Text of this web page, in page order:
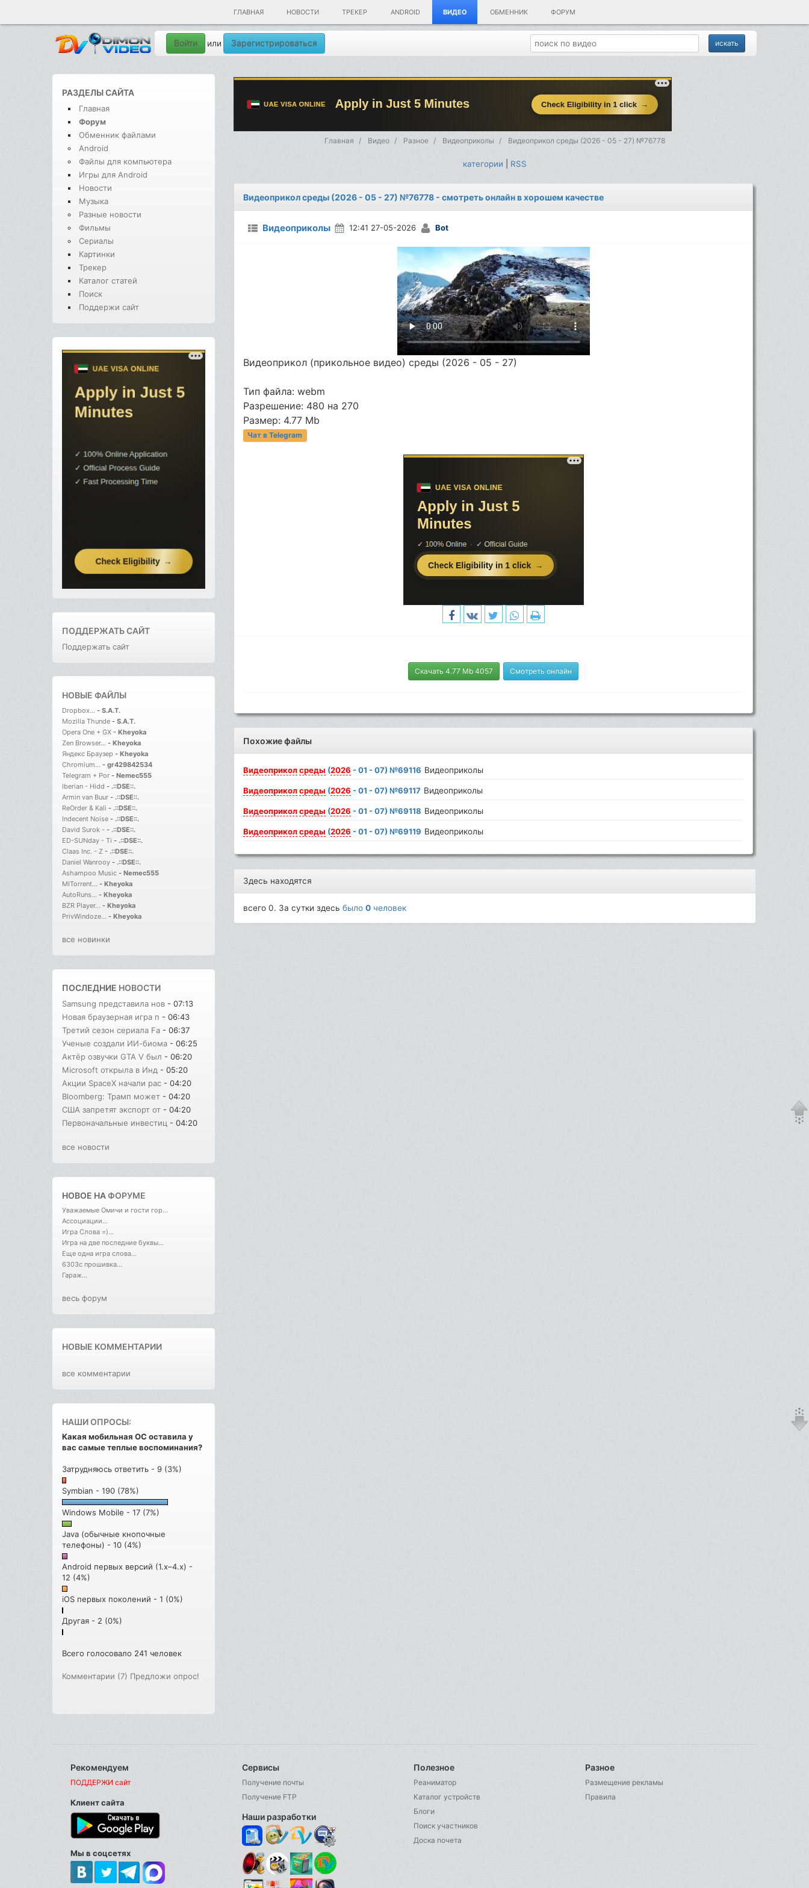
ГЛАВНАЯ НОВОСТИ ТРЕКЕР ANDROID ВИДЕО ОБМЕННИК ФОРУМ
Войти или Зарегистрироваться
РАЗДЕЛЫ САЙТА
Главная
Форум
Обменник файлами
Android
Файлы для компьютера
Игры для Android
Новости
Музыка
Разные новости
Фильмы
Сериалы
Картинки
Трекер
Каталог статей
Поиск
Поддержи сайт
ПОДДЕРЖАТЬ САЙТ
Поддержать сайт
НОВЫЕ ФАЙЛЫ
Dropbox... - S.A.T.
Mozilla Thunde - S.A.T.
Opera One + GX - Kheyoka
Zen Browser... - Kheyoka
Яндекс Браузер - Kheyoka
Chromium... - gr429842534
Telegram + Por - Nemec555
Iberian - Hidd - .::DSE::.
Armin van Buur - .::DSE::.
ReOrder & Kali - .::DSE::.
Indecent Noise - .::DSE::.
David Surok - - .::DSE::.
ED-SUNday - Ti - .::DSE::.
Claas Inc. - Z - .::DSE::.
Daniel Wanrooy - .::DSE::.
Ashampoo Music - Nemec555
MITorrent... - Kheyoka
AutoRuns... - Kheyoka
BZR Player... - Kheyoka
PrivWindoze... - Kheyoka
все новинки
ПОСЛЕДНИЕ НОВОСТИ
Samsung представила нов - 07:13
Новая браузерная игра п - 06:43
Третий сезон сериала Fa - 06:37
Ученые создали ИИ-биома - 06:25
Актёр озвучки GTA V был - 06:20
Microsoft открыла в Инд - 05:20
Акции SpaceX начали рас - 04:20
Bloomberg: Трамп может - 04:20
США запретят экспорт от - 04:20
Первоначальные инвестиц - 04:20
все новости
НОВОЕ НАФОРУМЕ
Уважаемые Омичи и гости гор...
Ассоциации...
Игра Слова =)...
Игра на две последние буквы...
Еще одна игра слова...
6303с прошивка...
Гараж...
весь форум
НОВЫЕ КОММЕНТАРИИ
все комментарии
НАШИ ОПРОСЫ:
Какая мобильная ОС оставила у
вас самые теплые воспоминания?
Затрудняюсь ответить - 9 (3%)
Symbian - 190 (78%)
Windows Mobile - 17 (7%)
Java (обычные кнопочные
телефоны) - 10 (4%)
Android первых версий (1.x–4.x) -
12 (4%)
iOS первых поколений - 1 (0%)
Другая - 2 (0%)
Всего голосовало 241 человек
Комментарии (7) Предложи опрос!
Главная Видео Разное Видеоприколы Видеоприкол среды (2026 - 05 - 27) №76778
категории RSS
Видеоприкол среды (2026 - 05 - 27) №76778 - смотреть онлайн в хорошем качестве
Видеоприколы 12:41 27-05-2026 Bot
Видеоприкол (прикольное видео) среды (2026 - 05 - 27)
Тип файла: webm
Разрешение: 480 на 270
Размер: 4.77 Mb
Чат в Telegram
Скачать 4.77 Mb 4057 Смотреть онлайн
Похожие файлы
Видеоприколсреды (2026 - 01 - 07) №69116 Видеоприколы
Видеоприколсреды (2026 - 01 - 07) №69117 Видеоприколы
Видеоприколсреды (2026 - 01 - 07) №69118 Видеоприколы
Видеоприколсреды (2026 - 01 - 07) №69119 Видеоприколы
Здесь находятся
всего 0. За сутки здесьбыло0 человек
Рекомендуем
ПОДДЕРЖИ сайт
Клиент сайта
Мы в соцсетях
Сервисы
Получение почты
Получение FTP
Наши разработки
Полезное
Реаниматор
Каталог устройств
Блоги
Поиск участников
Доска почета
Разное
Размещение рекламы
Правила